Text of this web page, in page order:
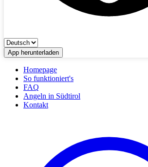
App herunterladen
Homepage
So funktioniert's
FAQ
Angeln in Südtirol
Kontakt